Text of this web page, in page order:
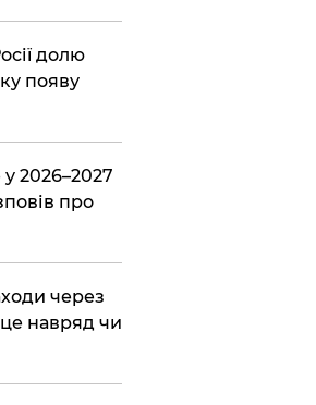
долю
появу
2026–2027
про
через
навряд чи